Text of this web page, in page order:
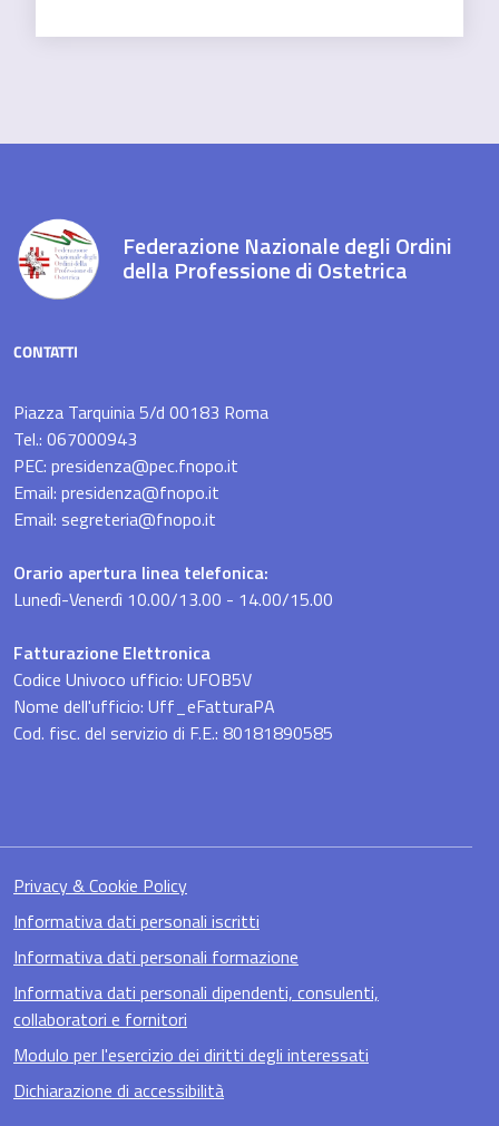
Federazione Nazionale degli Ordini
della Professione di Ostetrica
CONTATTI
Piazza Tarquinia 5/d 00183 Roma
Tel.: 067000943
PEC: presidenza@pec.fnopo.it
Email: presidenza@fnopo.it
Email: segreteria@fnopo.it
Orario apertura linea telefonica:
Lunedì-Venerdì 10.00/13.00 - 14.00/15.00
Fatturazione Elettronica
Codice Univoco ufficio: UFOB5V
Nome dell'ufficio: Uff_eFatturaPA
Cod. fisc. del servizio di F.E.: 80181890585
Privacy & Cookie Policy
Informativa dati personali iscritti
Informativa dati personali formazione
Informativa dati personali dipendenti, consulenti,
collaboratori e fornitori
Modulo per l'esercizio dei diritti degli interessati
Dichiarazione di accessibilità